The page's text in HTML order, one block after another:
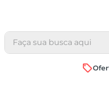
Faça sua busca aqui